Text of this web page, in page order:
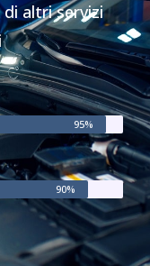
altri servizi
95%
90%